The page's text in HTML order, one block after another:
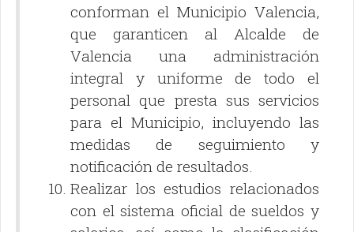
conforman el Municipio Valencia,
que garanticen al Alcalde de
Valencia una administración
integral y uniforme de todo el
personal que presta sus servicios
para el Municipio, incluyendo las
medidas de seguimiento y
notificación de resultados.
Realizar los estudios relacionados
con el sistema oficial de sueldos y